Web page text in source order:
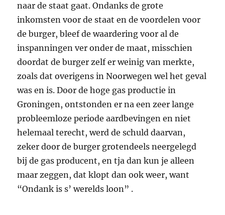
naar de staat gaat. Ondanks de grote
inkomsten voor de staat en de voordelen voor
de burger, bleef de waardering voor al de
inspanningen ver onder de maat, misschien
doordat de burger zelf er weinig van merkte,
zoals dat overigens in Noorwegen wel het geval
was en is. Door de hoge gas productie in
Groningen, ontstonden er na een zeer lange
probleemloze periode aardbevingen en niet
helemaal terecht, werd de schuld daarvan,
zeker door de burger grotendeels neergelegd
bij de gas producent, en tja dan kun je alleen
maar zeggen, dat klopt dan ook weer, want
“Ondank is s’ werelds loon” .